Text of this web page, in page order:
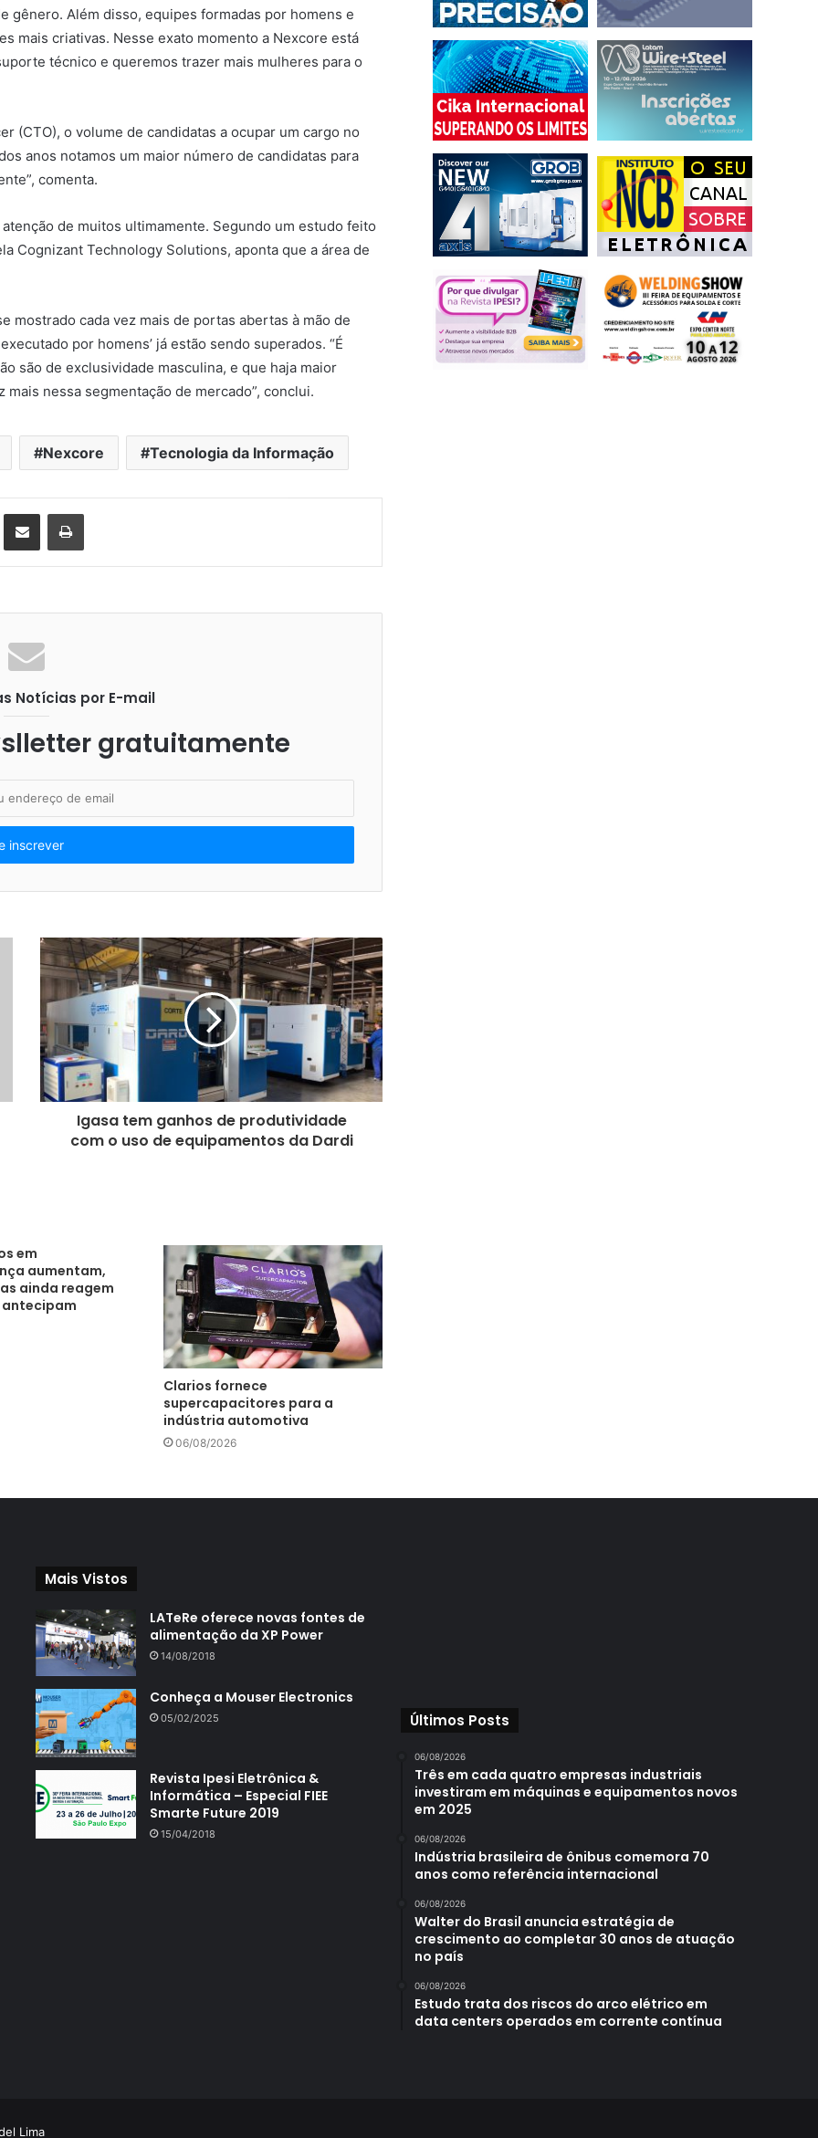
gênero. Além disso, equipes formadas por homens e
mais criativas. Nesse exato momento a Nexcore está
técnico e queremos trazer mais mulheres para o
(CTO), o volume de candidatas a ocupar um cargo no
anos notamos um maior número de candidatas para
comenta.
de muitos ultimamente. Segundo um estudo feito
Cognizant Technology Solutions, aponta que a área de
mostrado cada vez mais de portas abertas à mão de
por homens’ já estão sendo superados. “É
são de exclusividade masculina, e que haja maior
nessa segmentação de mercado”, conclui.
Nexcore Tecnologia da Informação
Notícias por E-mail
gratuitamente
Igasa tem ganhos de produtividade
com o uso de equipamentos da Dardi
em
aumentam,
ainda reagem
antecipam
Clarios fornece
supercapacitores para a
indústria automotiva
06/08/2026
Mais Vistos
LATeRe oferece novas fontes de
alimentação da XP Power
14/08/2018
Conheça a Mouser Electronics
05/02/2025
Revista Ipesi Eletrônica &
Informática – Especial FIEE
Smarte Future 2019
15/04/2018
Últimos Posts
06/08/2026
Três em cada quatro empresas industriais
investiram em máquinas e equipamentos novos
em 2025
06/08/2026
Indústria brasileira de ônibus comemora 70
anos como referência internacional
06/08/2026
Walter do Brasil anuncia estratégia de
crescimento ao completar 30 anos de atuação
no país
06/08/2026
Estudo trata dos riscos do arco elétrico em
data centers operados em corrente contínua
Lima